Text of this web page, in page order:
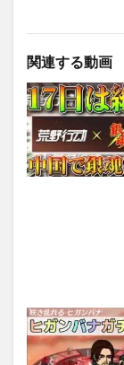
関連する動画